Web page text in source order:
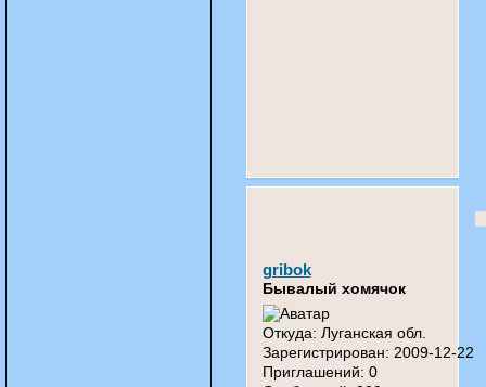
gribok
Бывалый хомячок
Откуда: Луганская обл.
Зарегистрирован: 2009-12-22
Приглашений: 0